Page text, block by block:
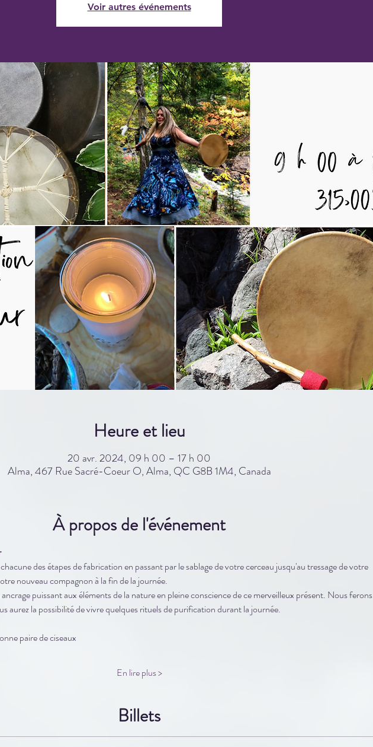
Voir autres événements
Heure et lieu
20 avr. 2024, 09 h 00 – 17 h 00
Alma, 467 Rue Sacré-Coeur O, Alma, QC G8B 1M4, Canada
À propos de l'événement
des étapes de fabrication en passant par le sablage de votre cerceau jusqu'au tressage de votre
nouveau compagnon à la fin de la journée.
puissant aux éléments de la nature en pleine conscience de ce merveilleux présent. Nous ferons
aurez la possibilité de vivre quelques rituels de purification durant la journée.
paire de ciseaux
En lire plus >
Billets